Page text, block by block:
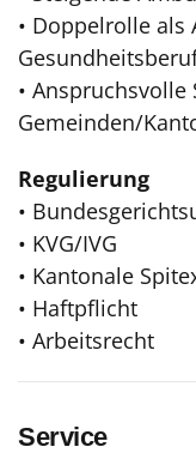
• Doppelrolle als
•
Gemeinden/
Regulierung
•
• KVG/IVG
• Kantonale
• Haftpflicht
• Arbeitsrecht
Service